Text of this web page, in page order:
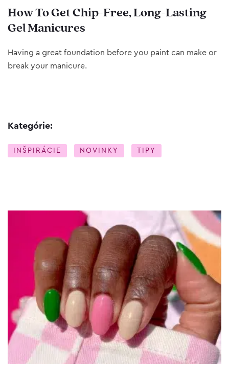
How To Get Chip-Free, Long-Lasting
Gel Manicures
Having a great foundation before you paint can make or
break your manicure.
Kategórie:
INŠPIRÁCIE NOVINKY TIPY